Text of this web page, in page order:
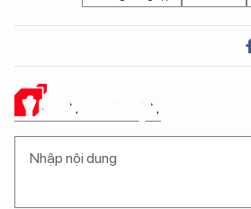
Ý KIẾN CỦA BẠN